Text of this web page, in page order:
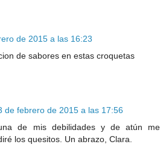
de 2015 a las 16:23
de sabores en estas croquetas
de febrero de 2015 a las 17:56
de mis debilidades y de atún me
los quesitos. Un abrazo, Clara.